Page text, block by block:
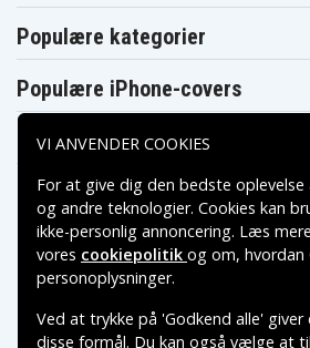
Populære kategorier
Populære iPhone-covers
Populære Samsung-covers
Betalingsmuligheder
Leveringsmuligheder
VI ANVENDER COOKIES
For at give dig den bedste oplevelse
og andre teknologier. Cookies kan
ikke-personlig annoncering. Læs
vores cookiepolitik og om, hvordan
personoplysninger.
Ved at trykke på 'Godkend alle' giver
disse formål. Du kan også vælge at